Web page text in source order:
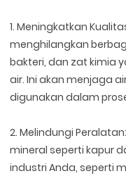
1. Meningkatkan
menghilangkan
bakteri, dan zat kimia
air. Ini akan menjaga
digunakan dalam
2. Melindungi
mineral seperti kapur
industri Anda, seperti